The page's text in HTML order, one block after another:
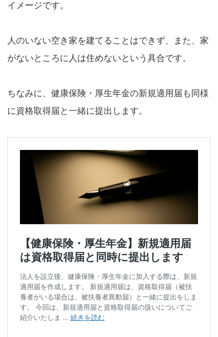
イメージです。
人のいない空き家を建てることはできず、また、家
がないところに人は住めないという具合です。
ちなみに、健康保険・厚生年金の新規適用届も同様
に資格取得届と一緒に提出します。